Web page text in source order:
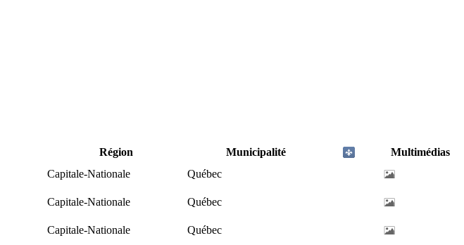
Région Municipalité
Multimédias
Capitale-Nationale
Québec
Capitale-Nationale
Québec
Capitale-Nationale
Québec